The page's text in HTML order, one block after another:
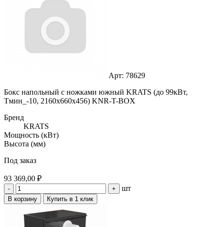
Арт: 78629
Бокс напольный с ножками южный KRATS (до 99кВт,
Тмин_-10, 2160x660x456) KNR-T-BOX
Бренд
KRATS
Мощность (кВт)
Высота (мм)
Под заказ
93 369,00 ₽
- + шт
В корзину Купить в 1 клик